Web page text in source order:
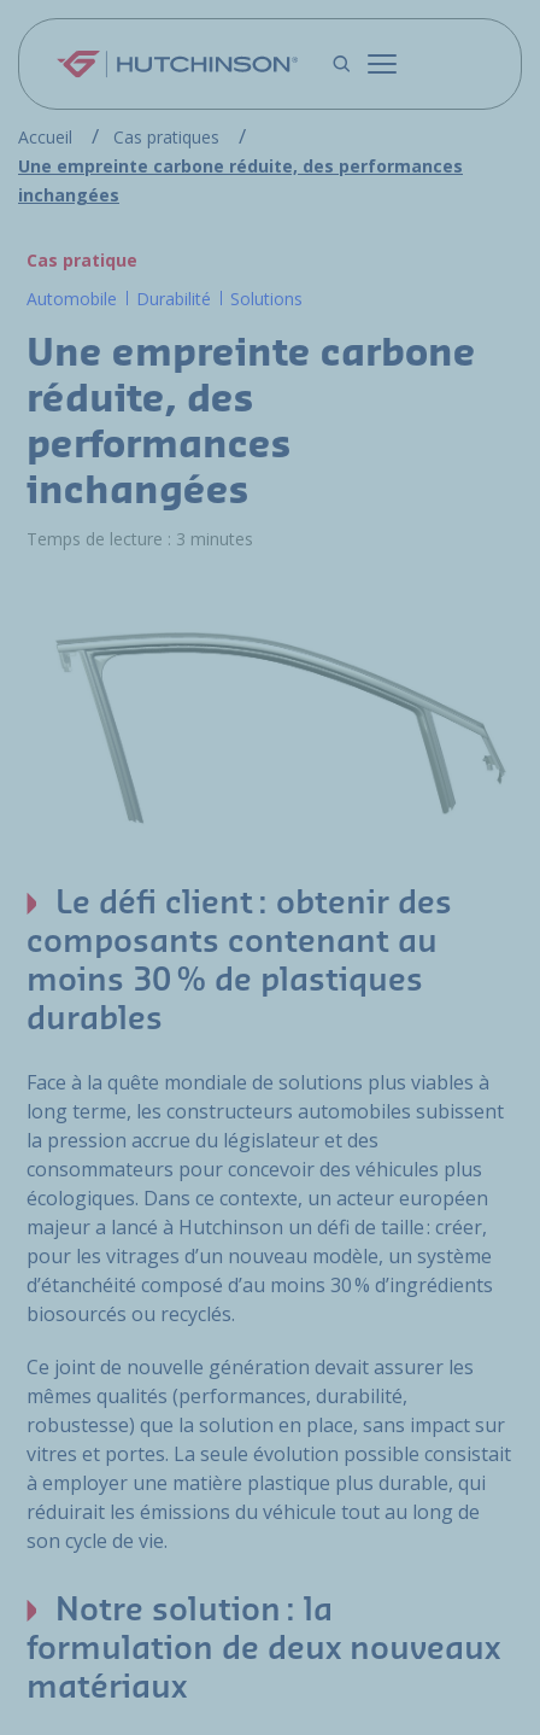
Aller au contenu principal
Accueil
Cas pratiques
Une empreinte carbone réduite, des performances
inchangées
Cas pratique
Automobile
Durabilité Solutions
Une empreinte carbone
réduite, des
performances
inchangées
Temps de lecture : 3 minutes
Le défi client : obtenir des
composants contenant au
moins 30 % de plastiques
durables
Face à la quête mondiale de solutions plus viables à
long terme, les constructeurs automobiles subissent
la pression accrue du législateur et des
consommateurs pour concevoir des véhicules plus
écologiques. Dans ce contexte, un acteur européen
majeur a lancé à Hutchinson un défi de taille : créer,
pour les vitrages d’un nouveau modèle, un système
d’étanchéité composé d’au moins 30 % d’ingrédients
biosourcés ou recyclés.
Ce joint de nouvelle génération devait assurer les
mêmes qualités (performances, durabilité,
robustesse) que la solution en place, sans impact sur
vitres et portes. La seule évolution possible consistait
à employer une matière plastique plus durable, qui
réduirait les émissions du véhicule tout au long de
son cycle de vie.
Notre solution : la
formulation de deux nouveaux
matériaux